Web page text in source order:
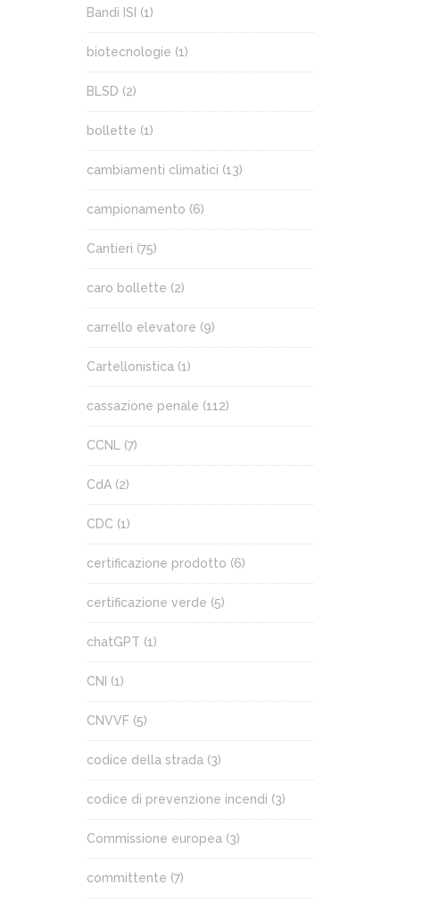
Bandi ISI (1)
biotecnologie (1)
BLSD (2)
bollette (1)
cambiamenti climatici (13)
campionamento (6)
Cantieri (75)
caro bollette (2)
carrello elevatore (9)
Cartellonistica (1)
cassazione penale (112)
CCNL (7)
CdA (2)
CDC (1)
certificazione prodotto (6)
certificazione verde (5)
chatGPT (1)
CNI (1)
CNVVF (5)
codice della strada (3)
codice di prevenzione incendi (3)
Commissione europea (3)
committente (7)